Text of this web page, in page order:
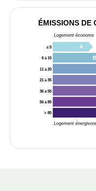
ÉMISSIONS DE
Logement économe
Logement énergivore
≤ 5 A
6 à 10 B
11 à 20
21 à 35
36 à 55
56 à 80
> 80